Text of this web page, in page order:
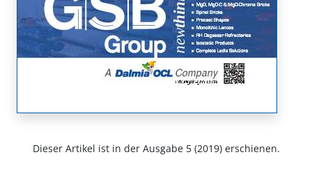
Dieser Artikel ist in der Ausgabe 5 (2019) erschienen.